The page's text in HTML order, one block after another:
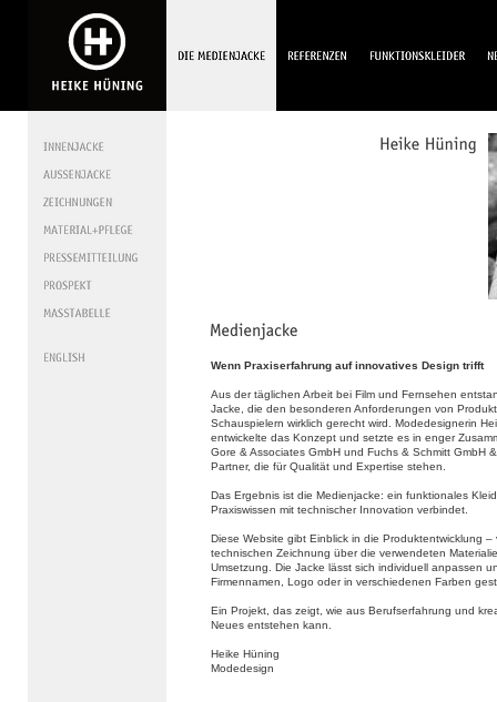
Wenn Praxiserfahrung auf innovatives Design trifft
Aus der täglichen Arbeit bei Film und Fernsehen
Jacke, die den besonderen Anforderungen von
Schauspielern wirklich gerecht wird. Modedesignerin
entwickelte das Konzept und setzte es in enger
Gore & Associates GmbH und Fuchs & Schmitt GmbH
Partner, die für Qualität und Expertise stehen.
Das Ergebnis ist die Medienjacke: ein funktionales
Praxiswissen mit technischer Innovation verbindet.
Diese Website gibt Einblick in die Produktentwicklung –
technischen Zeichnung über die verwendeten
Umsetzung. Die Jacke lässt sich individuell anpassen
Firmennamen, Logo oder in verschiedenen Farben
Ein Projekt, das zeigt, wie aus Berufserfahrung und
Neues entstehen kann.
Heike Hüning
Modedesign